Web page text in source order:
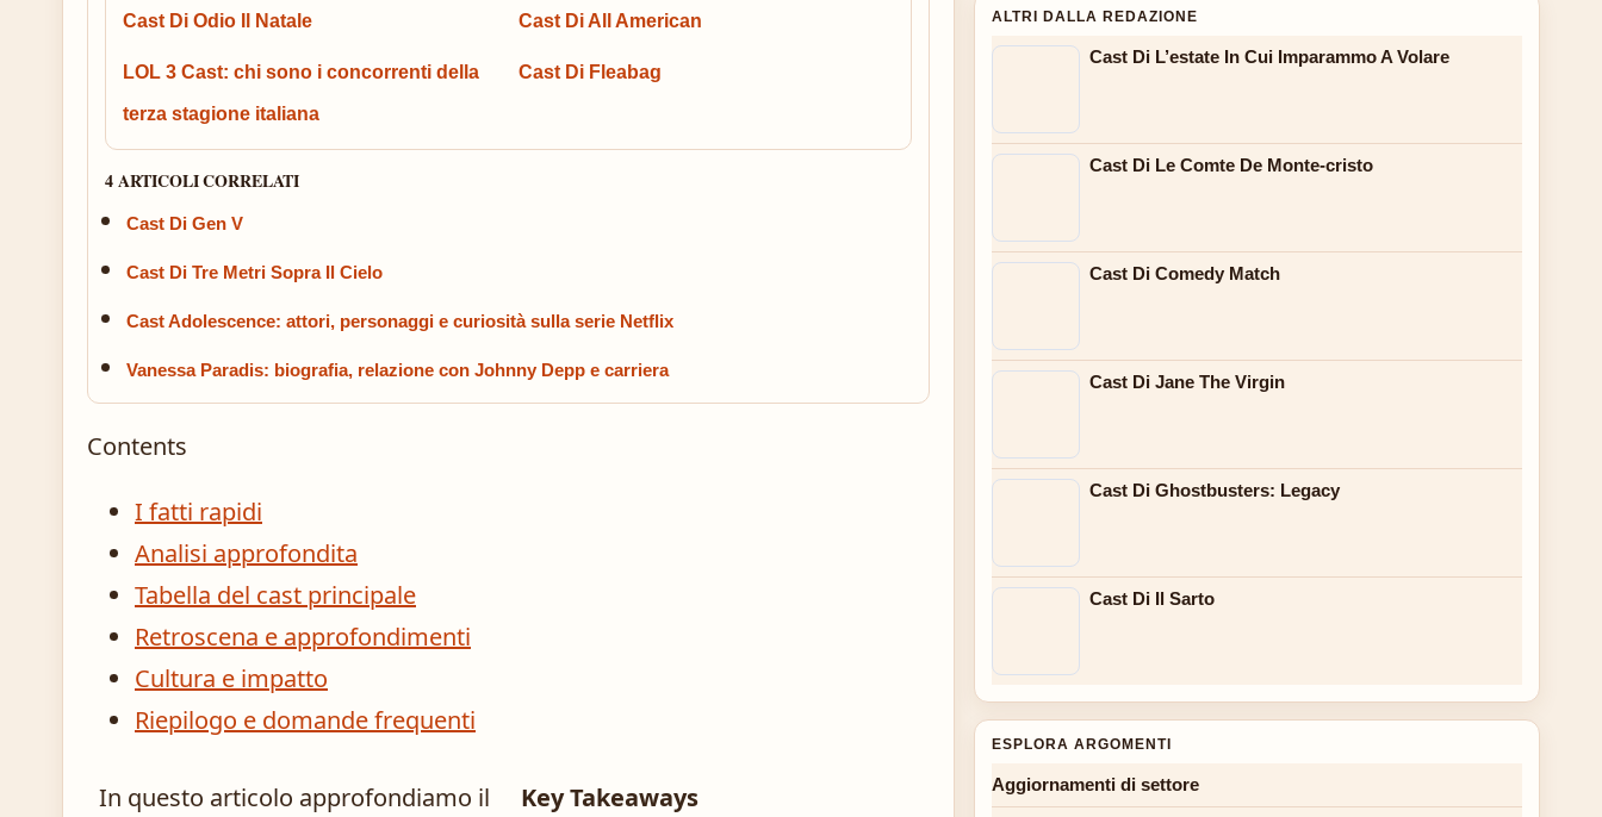
Cast Di Odio Il Natale Cast Di All American
LOL 3 Cast: chi sono i concorrenti della
terza stagione italiana
Cast Di Fleabag
4 ARTICOLI CORRELATI
Cast Di Gen V
Cast Di Tre Metri Sopra Il Cielo
Cast Adolescence: attori, personaggi e curiosità sulla serie Netflix
Vanessa Paradis: biografia, relazione con Johnny Depp e carriera
Contents
I fatti rapidi
Analisi approfondita
Tabella del cast principale
Retroscena e approfondimenti
Cultura e impatto
Riepilogo e domande frequenti
In questo articolo approfondiamo il
Key Takeaways
ALTRI DALLA REDAZIONE
Cast Di L’estate In Cui Imparammo A Volare
Cast Di Le Comte De Monte-cristo
Cast Di Comedy Match
Cast Di Jane The Virgin
Cast Di Ghostbusters: Legacy
Cast Di Il Sarto
ESPLORA ARGOMENTI
Aggiornamenti di settore